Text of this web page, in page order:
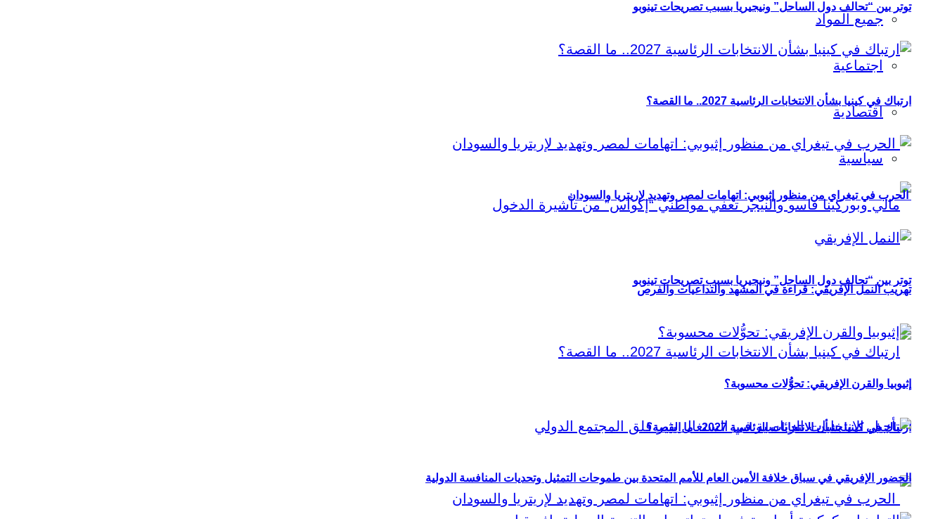
جميع المواد
اجتماعية
اقتصادية
سياسية
توتر بين “تحالف دول الساحل” ونيجيريا بسبب تصريحات تينوبو
ارتباك في كينيا بشأن الانتخابات الرئاسية 2027.. ما القصة؟
توتر بين “تحالف دول الساحل” ونيجيريا بسبب تصريحات تينوبو
ارتباك في كينيا بشأن الانتخابات الرئاسية 2027.. ما القصة؟
الحرب في تيغراي من منظور إثيوبي: اتهامات لمصر وتهديد لإريتريا والسودان
تهريب النمل الإفريقي: قراءة في المشهد والتداعيات والفرص
إثيوبيا والقرن الإفريقي: تحوُّلات محسوبة؟
الحضور الإفريقي في سباق خلافة الأمين العام للأمم المتحدة بين طموحات التمثيل وتحديات المنافسة الدولية